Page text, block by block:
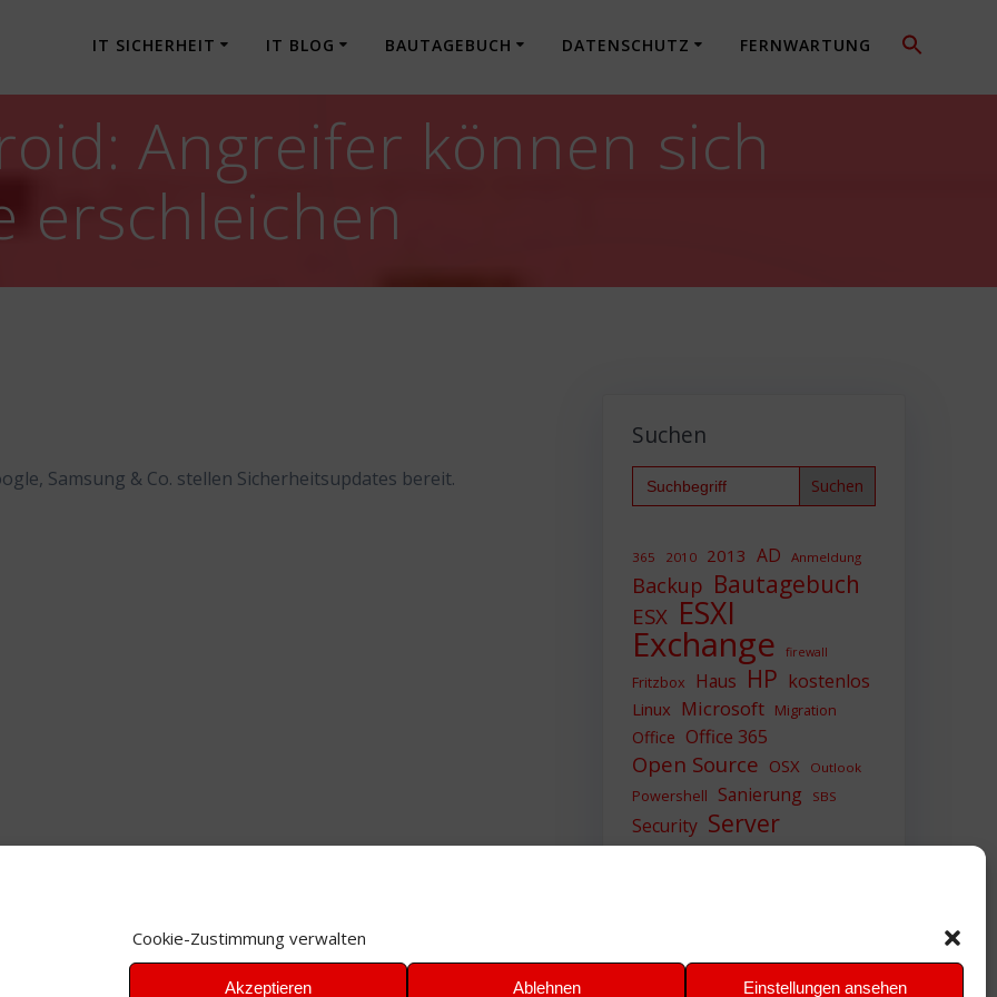
Cookie-Zustimmung verwalten
Akzeptieren Ablehnen Einstellungen ansehen
IT SICHERHEIT IT BLOG BAUTAGEBUCH DATENSCHUTZ FERNWARTUNG
Angreifer können sich
erschleichen
Samsung & Co. stellen Sicherheitsupdates bereit.
Suchen
Search
for:
365 2010 2013 AD Anmeldung
Backup Bautagebuch
ESX ESXI
Exchange firewall
Fritzbox Haus HP kostenlos
Linux Microsoft Migration
Office Office 365
Open Source OSX Outlook
Powershell Sanierung SBS
Security Server
Sicherheit SIEM
VMWare VPN WAZUH